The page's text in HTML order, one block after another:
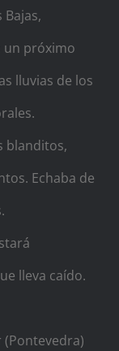
Bajas,
un próximo
lluvias de los
blanditos,
Echaba de
lleva caído.